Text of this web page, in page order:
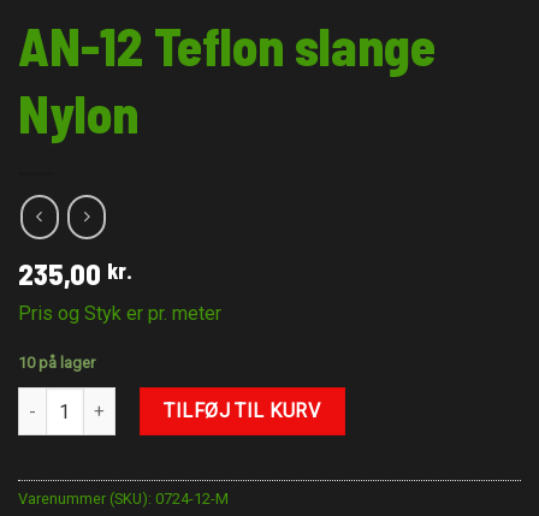
AN-12 Teflon slange
Nylon
235,00 kr.
Pris og Styk er pr. meter
10 på lager
AN-12 Teflon slange Nylon antal
TILFØJ TIL KURV
Varenummer (SKU): 0724-12-M